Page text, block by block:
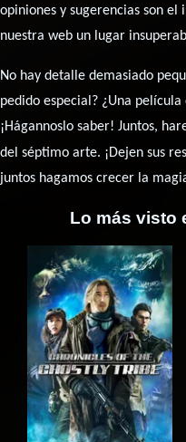
opiniones y sugerencias son el
nuestra web un lugar
No hay detalle demasiado
pedido especial? ¿Una película
¡Hágannoslo saber! Juntos,
del séptimo arte. ¡Dejen sus
juntos hagamos crecer la
Lo más visto